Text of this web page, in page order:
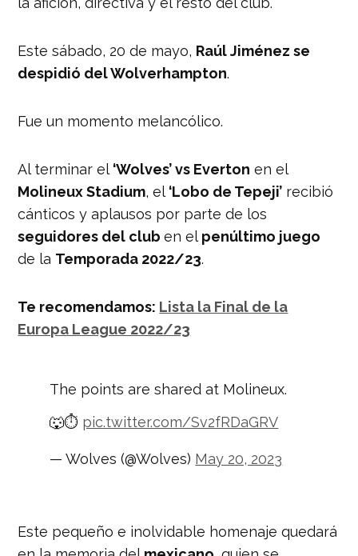
Este sábado, 20 de mayo, Raúl Jiménez se
despidió del Wolverhampton.
Fue un momento melancólico.
Al terminar el ‘Wolves’ vs Everton en el
Molineux Stadium, el ‘Lobo de Tepeji’ recibió
cánticos y aplausos por parte de los
seguidores del cluben el penúltimo juego
de la Temporada 2022/23.
Te recomendamos: Lista la Final de la
Europa League 2022/23
The points are shared at Molineux.
🐺⏱️ pic.twitter.com/Sv2fRDaGRV
— Wolves (@Wolves) May 20, 2023
Este pequeño e inolvidable homenaje quedará